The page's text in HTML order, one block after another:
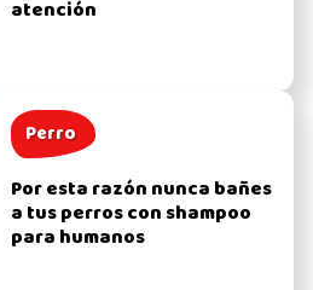
atención
Perro
Por esta razón nunca bañes
a tus perros con shampoo
para humanos